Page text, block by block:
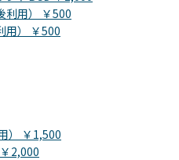
利用） ￥500
用） ￥500
） ￥1,500
2,000